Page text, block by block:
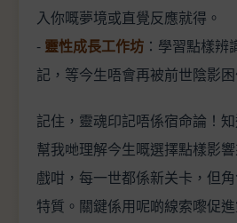
入你嘅夢境或直覺反應就得。
- 靈性成長工作坊 ：學習點樣
記，等今生唔會再被前世陰影困
記住，靈魂印記唔係宿命論！
幫我哋理解今生嘅選擇點樣影
戲咁，每一世都係新关卡，但
特質。關鍵係用呢啲線索嚟促